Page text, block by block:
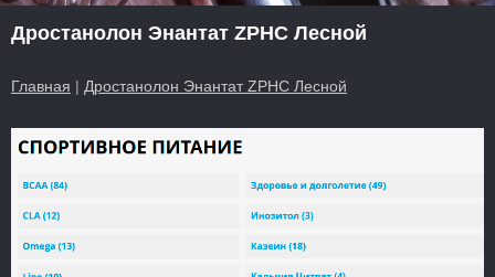
Дростанолон Энантат ZPHC Лесной
Главная | Дростанолон Энантат ZPHC Лесной